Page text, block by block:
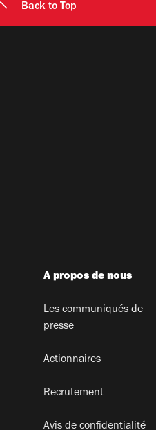
Back to Top
A propos de nous
Les communiqués de
presse
Actionnaires
Recrutement
Avis de confidentialité